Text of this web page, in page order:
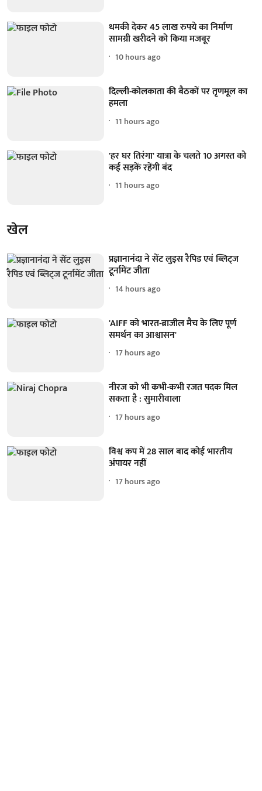
धमकी देकर 45 लाख रुपये का निर्माण
सामग्री खरीदने को किया मजबूर
10 hours ago
दिल्ली-कोलकाता की बैठकों पर तृणमूल का
हमला
11 hours ago
'हर घर तिरंगा' यात्रा के चलते 10 अगस्त को
कई सड़कें रहेंगी बंद
11 hours ago
खेल
प्रज्ञानानंदा ने सेंट लुइस रैपिड एवं ब्लिट्ज
टूर्नामेंट जीता
14 hours ago
'AIFF को भारत-ब्राजील मैच के लिए पूर्ण
समर्थन का आश्वासन'
17 hours ago
नीरज को भी कभी-कभी रजत पदक मिल
सकता है : सुमारीवाला
17 hours ago
विश्व कप में 28 साल बाद कोई भारतीय
अंपायर नहीं
17 hours ago